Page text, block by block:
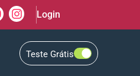
Login
Teste Grátis